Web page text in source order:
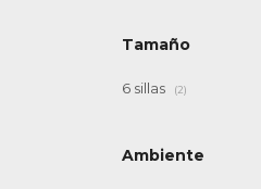
Tamaño
6 sillas (2)
Ambiente